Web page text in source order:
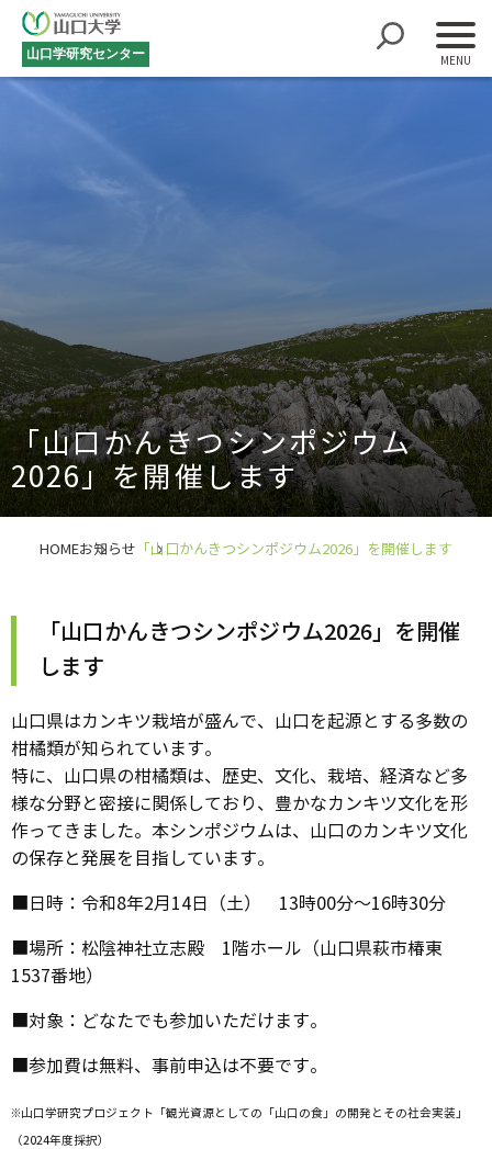
山口学研究センター
「山口かんきつシンポジウム
2026」を開催します
HOMEお知らせ 「山口かんきつシンポジウム2026」を開催します
「山口かんきつシンポジウム2026」を開催
します
山口県はカンキツ栽培が盛んで、山口を起源とする多数の
柑橘類が知られています。
特に、山口県の柑橘類は、歴史、文化、栽培、経済など多
様な分野と密接に関係しており、豊かなカンキツ文化を形
作ってきました。本シンポジウムは、山口のカンキツ文化
の保存と発展を目指しています。
■日時：令和8年2月14日（土） 13時00分～16時30分
■場所：松陰神社立志殿 1階ホール（山口県萩市椿東
1537番地）
■対象：どなたでも参加いただけます。
■参加費は無料、事前申込は不要です。
※山口学研究プロジェクト「観光資源としての「山口の食」の開発とその社会実装」
（2024年度採択）